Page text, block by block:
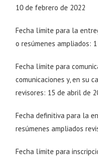
10 de febrero de 2022
Fecha límite para la
o resúmenes ampliados:
Fecha límite para
comunicaciones y, en su
revisores: 15 de abril de
Fecha definitiva para la
resúmenes ampliados
Fecha límite para